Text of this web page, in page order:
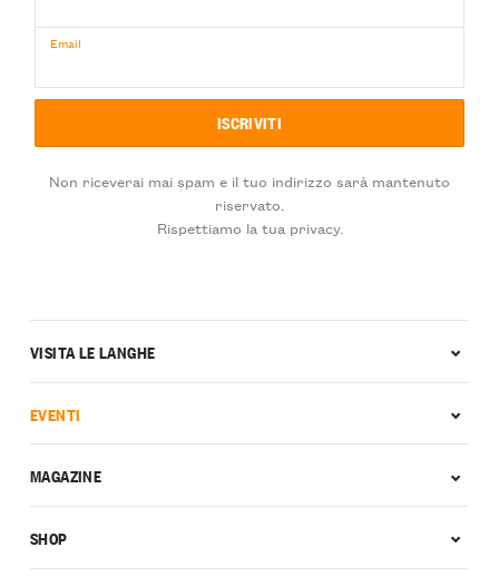
Email
Non riceverai mai spam e il tuo indirizzo sarà mantenuto
riservato.
Rispettiamo la tua privacy.
VISITA LE LANGHE
EVENTI
MAGAZINE
SHOP